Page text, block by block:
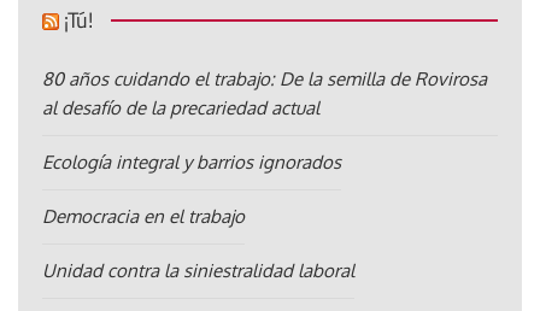
¡Tú!
80 años cuidando el trabajo: De la semilla de Rovirosa
al desafío de la precariedad actual
Ecología integral y barrios ignorados
Democracia en el trabajo
Unidad contra la siniestralidad laboral